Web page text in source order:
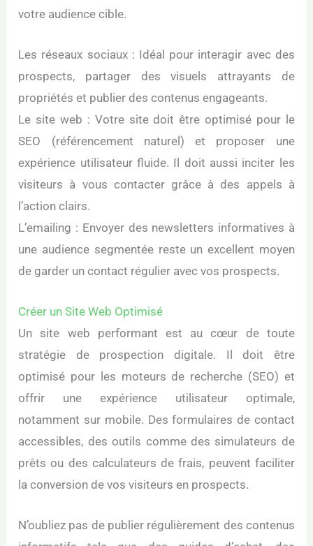
votre audience cible.
Les réseaux sociaux : Idéal pour interagir avec des
prospects, partager des visuels attrayants de
propriétés et publier des contenus engageants.
Le site web : Votre site doit être optimisé pour le
SEO (référencement naturel) et proposer une
expérience utilisateur fluide. Il doit aussi inciter les
visiteurs à vous contacter grâce à des appels à
l’action clairs.
L’emailing : Envoyer des newsletters informatives à
une audience segmentée reste un excellent moyen
de garder un contact régulier avec vos prospects.
Créer un Site Web Optimisé
Un site web performant est au cœur de toute
stratégie de prospection digitale. Il doit être
optimisé pour les moteurs de recherche (SEO) et
offrir une expérience utilisateur optimale,
notamment sur mobile. Des formulaires de contact
accessibles, des outils comme des simulateurs de
prêts ou des calculateurs de frais, peuvent faciliter
la conversion de vos visiteurs en prospects.
N’oubliez pas de publier régulièrement des contenus